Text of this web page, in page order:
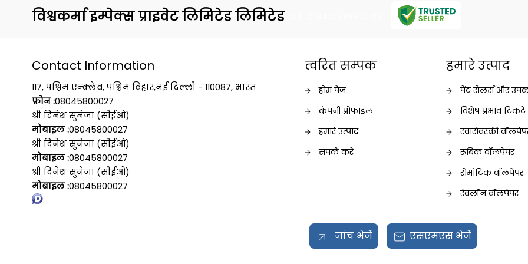
विश्वकर्मा इम्पेक्स प्राइवेट लिमिटेड लिमिटेड
Contact Information
117, पश्चिम एन्क्लेव, पश्चिम विहार,नई दिल्ली - 110087, भारत
फ़ोन :08045800027
श्री दिनेश सुनेजा (सीईओ)
मोबाइल :08045800027
श्री दिनेश सुनेजा (सीईओ)
मोबाइल :08045800027
श्री दिनेश सुनेजा (सीईओ)
मोबाइल :08045800027
त्वरित सम्पक
होम पेज
कंपनी प्रोफाइल
हमारे उत्पाद
संपर्क करें
हमारे उत्पाद
पेंट रोलर्स और
विशेष प्रभाव टिकटें
स्वारोवस्की
रूबिक वॉलपेपर
रोमांटिक वॉलपेपर
रेवलॉन वॉलपेपर
नैनो वॉलपेपर
जांच भेजें एसएमएस भेजें